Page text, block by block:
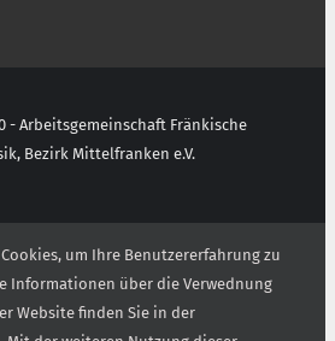
- Arbeitsgemeinschaft Fränkische
Bezirk Mittelfranken e.V.
um Ihre Benutzererfahrung zu
Informationen über die Verwednung
Website finden Sie in der